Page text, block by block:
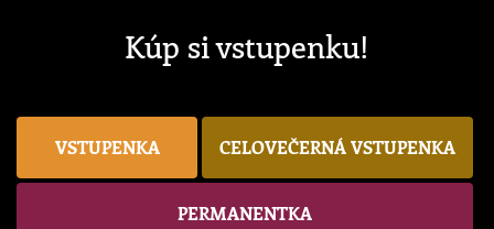
Kúp si vstupenku!
VSTUPENKA CELOVEČERNÁ VSTUPENKA
PERMANENTKA